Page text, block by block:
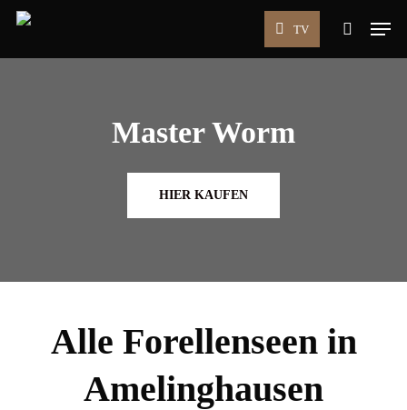
Skip
TV
search
Menu
Master Worm
HIER KAUFEN
Alle Forellenseen in
Amelinghausen